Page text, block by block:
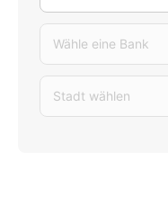
Wähle eine Bank
Stadt wählen